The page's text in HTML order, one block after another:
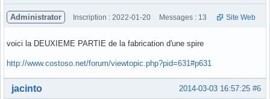
Administrator Inscription : 2022-01-20 Messages : 13 Site Web
voici la DEUXIEME PARTIE de la fabrication d'une spire
http://www.costoso.net/forum/viewtopic.php?pid=631#p631
Hors ligne #6
2014-03-03 16:57:25
jacinto